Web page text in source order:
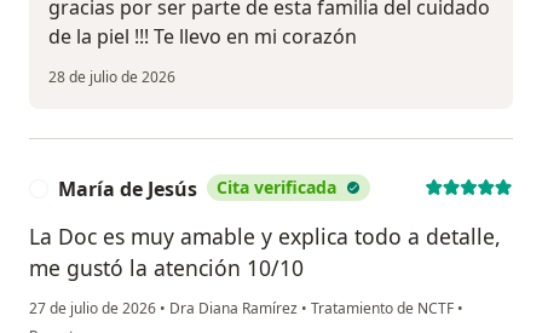
gracias por ser parte de esta familia del cuidado
de la piel !!! Te llevo en mi corazón
28 de julio de 2026
María de Jesús Cita verificada
La Doc es muy amable y explica todo a detalle,
me gustó la atención 10/10
27 de julio de 2026 • Dra Diana Ramírez • Tratamiento de NCTF •